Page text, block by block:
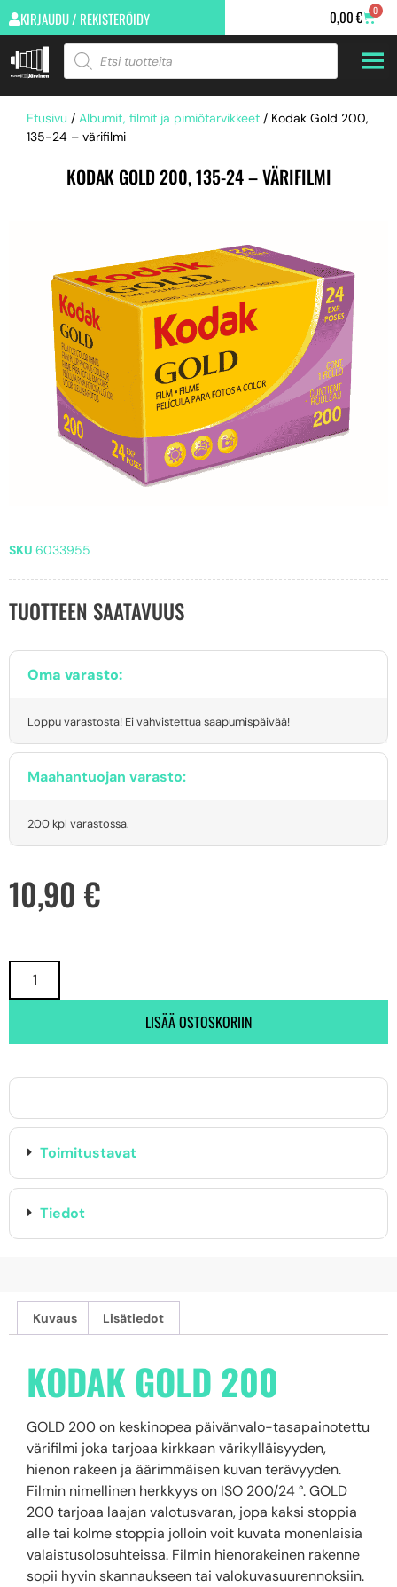
KIRJAUDU / REKISTERÖIDY 0,00€ 0
Etusivu / Albumit, filmit ja pimiötarvikkeet / Kodak Gold 200,
135-24 – värifilmi
KODAK GOLD 200, 135-24 – VÄRIFILMI
SKU 6033955
TUOTTEEN SAATAVUUS
Oma varasto:
Loppu varastosta! Ei vahvistettua saapumispäivää!
Maahantuojan varasto:
200 kpl varastossa.
10,90 €
LISÄÄ OSTOSKORIIN
Toimitustavat
Tiedot
Kuvaus Lisätiedot
KODAK GOLD 200
GOLD 200 on keskinopea päivänvalo-tasapainotettu
värifilmi joka tarjoaa kirkkaan värikylläisyyden,
hienon rakeen ja äärimmäisen kuvan terävyyden.
Filmin nimellinen herkkyys on ISO 200/24 ​​°. GOLD
200 tarjoaa laajan valotusvaran, jopa kaksi stoppia
alle tai kolme stoppia jolloin voit kuvata monenlaisia ​​
valaistusolosuhteissa. Filmin hienorakeinen rakenne
sopii hyvin skannaukseen tai valokuvasuurennoksiin.